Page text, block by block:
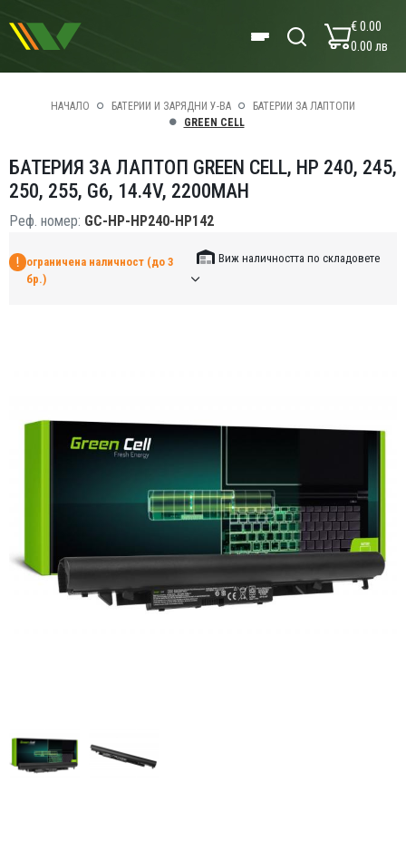
€ 0.00
0.00 лв
НАЧАЛО БАТЕРИИ И ЗАРЯДНИ У-ВА
БАТЕРИИ ЗА ЛАПТОПИ
GREEN CELL
БАТЕРИЯ ЗА ЛАПТОП GREEN CELL, HP 240, 245,
250, 255, G6, 14.4V, 2200MAH
Реф. номер: GC-HP-HP240-HP142
ограничена наличност (до 3
бр.)
Виж наличността по складовете